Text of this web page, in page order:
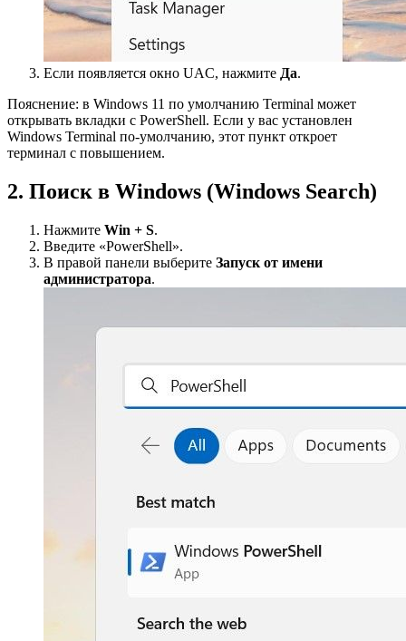
Если появляется окно UAC, нажмите Да.
Пояснение: в Windows 11 по умолчанию Terminal может
открывать вкладки с PowerShell. Если у вас установлен
Windows Terminal по-умолчанию, этот пункт откроет
терминал с повышением.
2. Поиск в Windows (Windows Search)
Нажмите Win + S.
Введите «PowerShell».
В правой панели выберите Запуск от имени
администратора.